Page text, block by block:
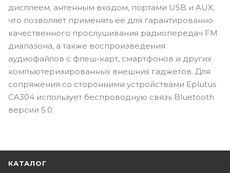
дисплеем, антенным входом, портами USB и AUX,
что позволяет применять ее для гарантированно
качественного прослушивания радиопередач FM
диапазона, а также воспроизведения
аудиофайлов с флеш-карт, смартфонов и других
компьютеризированных внешних гаджетов. Для
сопряжения со сторонними устройствами Eplutus
CA304 использует беспроводную связь Bluetooth
версии 5.0.
КАТАЛОГ